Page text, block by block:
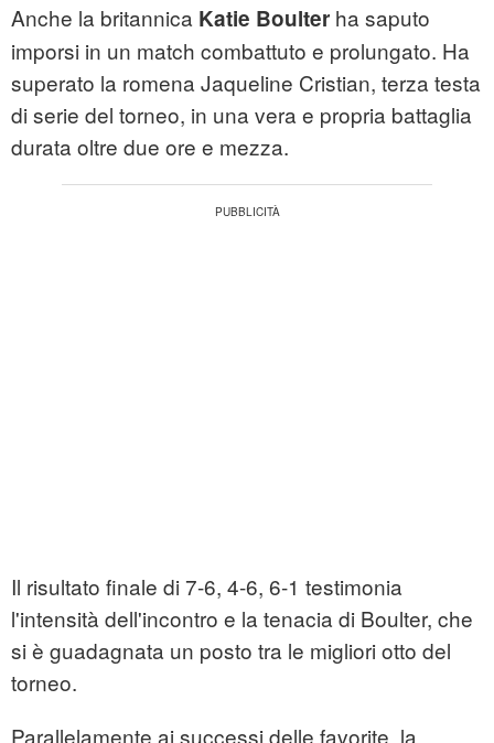
Anche la britannica Katie Boulter ha saputo
imporsi in un match combattuto e prolungato. Ha
superato la romena Jaqueline Cristian, terza testa
di serie del torneo, in una vera e propria battaglia
durata oltre due ore e mezza.
Il risultato finale di 7-6, 4-6, 6-1 testimonia
l'intensità dell'incontro e la tenacia di Boulter, che
si è guadagnata un posto tra le migliori otto del
torneo.
Parallelamente ai successi delle favorite, la